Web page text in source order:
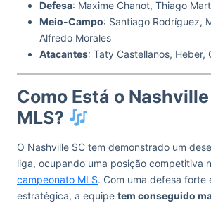
Defesa: Maxime Chanot, Thiago
Meio-Campo: Santiago Rodríguez,
Alfredo Morales
Atacantes: Taty Castellanos, Heber,
Como Está o Nashville
MLS?
O Nashville SC tem demonstrado um
liga, ocupando uma posição competitiva
campeonato MLS. Com uma defesa forte
estratégica, a equipe tem conseguido